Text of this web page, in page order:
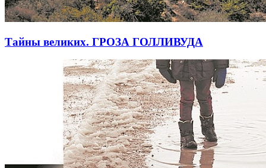
Тайны великих. ГРОЗА ГОЛЛИВУДА